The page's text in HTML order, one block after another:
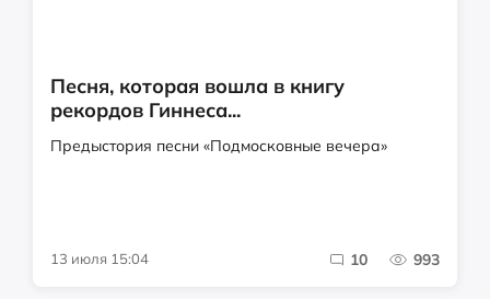
Песня, которая вошла в книгу
рекордов Гиннеса...
Предыстория песни «Подмосковные вечера»
13 июля 15:04 10 993